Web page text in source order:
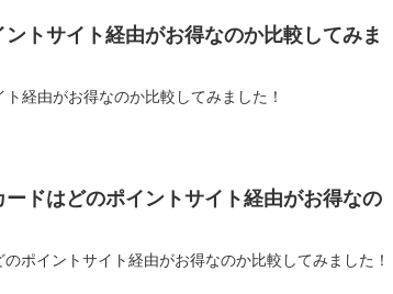
トサイト経由がお得なのか比較してみま
経由がお得なのか比較してみました！
ドはどのポイントサイト経由がお得なの
ポイントサイト経由がお得なのか比較してみました！